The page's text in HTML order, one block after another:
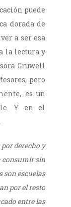
puede
dorada de
a ser esa
la lectura y
Gruwell
pero
es un
Y en el
derecho y
consumir sin
son escuelas
por el resto
entre las